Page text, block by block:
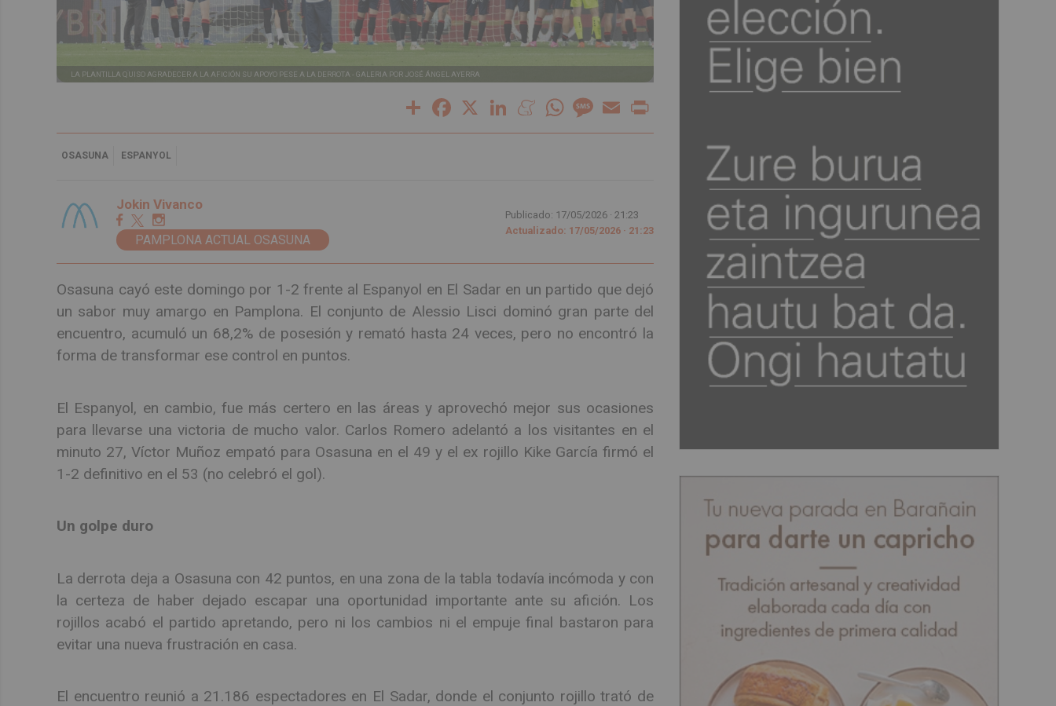
LA PLANTILLA QUISO AGRADECER A LA AFICIÓN SU APOYO PESE A LA DERROTA - GALERIA POR JOSÉ ÁNGEL AYERRA
Share Facebook LinkedInMeneameWhatsAppMessage
Email
OSASUNA ESPANYOL
Jokin Vivanco
PAMPLONA ACTUAL OSASUNA
Publicado: 17/05/2026 · 21:23
Actualizado: 17/05/2026 · 21:23
Osasuna cayó este domingo por 1-2 frente al Espanyol en El Sadar en un partido que dejó
un sabor muy amargo en Pamplona. El conjunto de Alessio Lisci dominó gran parte del
encuentro, acumuló un 68,2% de posesión y remató hasta 24 veces, pero no encontró la
forma de transformar ese control en puntos.
El Espanyol, en cambio, fue más certero en las áreas y aprovechó mejor sus ocasiones
para llevarse una victoria de mucho valor. Carlos Romero adelantó a los visitantes en el
minuto 27, Víctor Muñoz empató para Osasuna en el 49 y el ex rojillo Kike García firmó el
1-2 definitivo en el 53 (no celebró el gol).
Un golpe duro
La derrota deja a Osasuna con 42 puntos, en una zona de la tabla todavía incómoda y con
la certeza de haber dejado escapar una oportunidad importante ante su afición. Los
rojillos acabó el partido apretando, pero ni los cambios ni el empuje final bastaron para
evitar una nueva frustración en casa.
El encuentro reunió a 21.186 espectadores en El Sadar, donde el conjunto rojillo trató de